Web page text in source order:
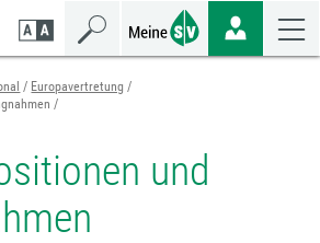
Europavertretung
und